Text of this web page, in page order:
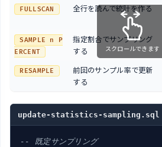
FULLSCAN 全行を読んで統計を作る
SAMPLE n P
ERCENT
指定割合でサンプリング
する
RESAMPLE
前回のサンプル率で更新
する
スクロールできます
update-statistics-sampling.sql
-- 既定サンプリング